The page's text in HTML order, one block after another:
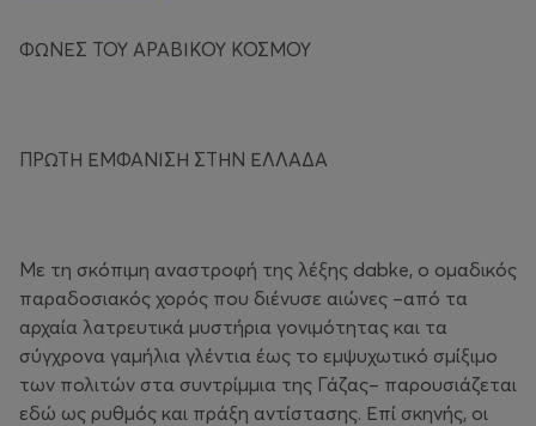
ΦΩΝΕΣ ΤΟΥ ΑΡΑΒΙΚΟΥ ΚΟΣΜΟΥ
ΠΡΩΤΗ ΕΜΦΑΝΙΣΗ ΣΤΗΝ ΕΛΛΑΔΑ
Με τη σκόπιμη αναστροφή της λέξης dabke, ο ομαδικός
παραδοσιακός χορός που διένυσε αιώνες –από τα
αρχαία λατρευτικά μυστήρια γονιμότητας και τα
σύγχρονα γαμήλια γλέντια έως το εμψυχωτικό σμίξιμο
των πολιτών στα συντρίμμια της Γάζας– παρουσιάζεται
εδώ ως ρυθμός και πράξη αντίστασης. Επί σκηνής, οι